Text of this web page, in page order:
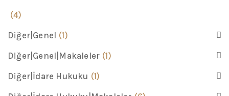
(4)
Diğer|Genel (1)
Diğer|Genel|Makaleler (1)
Diğer|İdare Hukuku (1)